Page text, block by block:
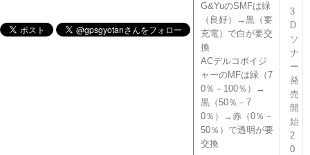
G&YuのSMFは緑
（良好）→黒（要
充電）で白が要交
換
ACデルコボイジ
ャーのMFは緑（7
0％－100％）→
黒（50％－7
0％）→赤（0％－
50％）で透明が要
交換
3
D
ソ
ナ
ー
発
売
開
始
2
0